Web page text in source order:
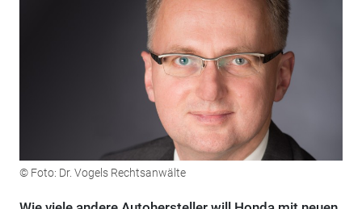
© Foto: Dr. Vogels Rechtsanwälte